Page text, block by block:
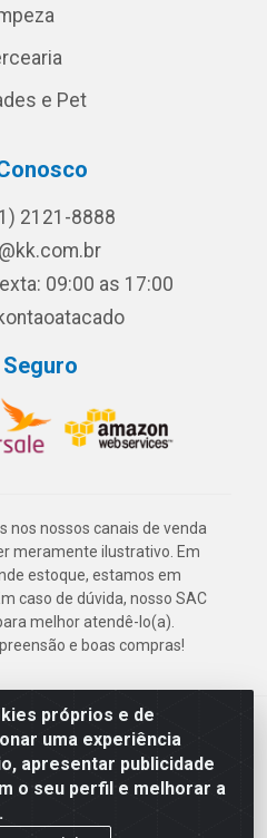
próprios e de
uma experiência
apresentar publicidade
o seu perfil e melhorar a
e Pet
2121-8888
09:00 as 17:00
nos nossos canais de venda
meramente ilustrativo. Em
estoque, estamos em
caso de dúvida, nosso SAC
melhor atendê-lo(a).
e boas compras!
Mascarenhas de Morais, 2471 -
001 - CNPJ 24.150.377/0003-
57